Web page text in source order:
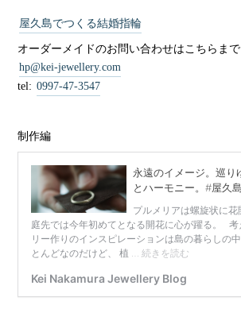
屋久島でつくる結婚指輪
オーダーメイドのお問い合わせはこちらまで
hp@kei-jewellery.com
tel: 0997-47-3547
制作編